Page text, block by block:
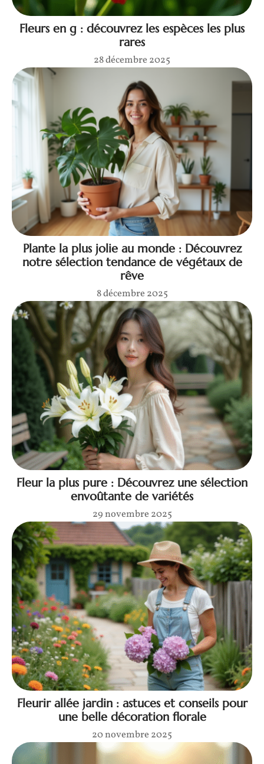
Fleurs en g : découvrez les espèces les plus
rares
28 décembre 2025
Plante la plus jolie au monde : Découvrez
notre sélection tendance de végétaux de
rêve
8 décembre 2025
Fleur la plus pure : Découvrez une sélection
envoûtante de variétés
29 novembre 2025
Fleurir allée jardin : astuces et conseils pour
une belle décoration florale
20 novembre 2025